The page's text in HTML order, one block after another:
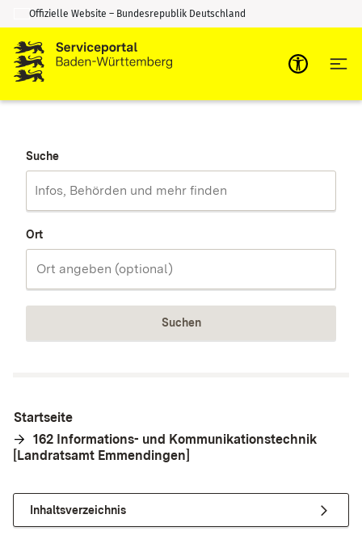
Zum Inhalt springen
Zur Suche springen
Offizielle Website – Bundesrepublik Deutschland
Suche
Ort
Suchen
Startseite
162 Informations- und Kommunikationstechnik
[Landratsamt Emmendingen]
Inhaltsverzeichnis